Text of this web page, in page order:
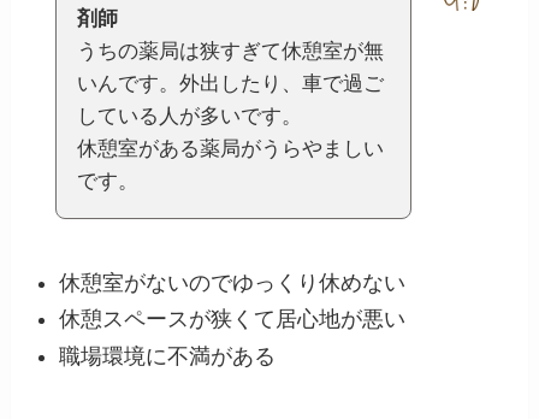
剤師
うちの薬局は狭すぎて休憩室が無
いんです。外出したり、車で過ご
している人が多いです。
休憩室がある薬局がうらやましい
です。
休憩室がないのでゆっくり休めない
休憩スペースが狭くて居心地が悪い
職場環境に不満がある